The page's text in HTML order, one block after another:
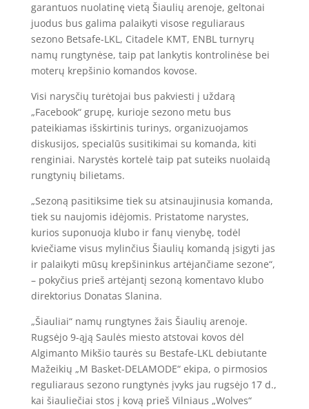
garantuos nuolatinę vietą Šiaulių arenoje, geltonai
juodus bus galima palaikyti visose reguliaraus
sezono Betsafe-LKL, Citadele KMT, ENBL turnyrų
namų rungtynėse, taip pat lankytis kontrolinėse bei
moterų krepšinio komandos kovose.
Visi narysčių turėtojai bus pakviesti į uždarą
„Facebook“ grupę, kurioje sezono metu bus
pateikiamas išskirtinis turinys, organizuojamos
diskusijos, specialūs susitikimai su komanda, kiti
renginiai. Narystės kortelė taip pat suteiks nuolaidą
rungtynių bilietams.
„Sezoną pasitiksime tiek su atsinaujinusia komanda,
tiek su naujomis idėjomis. Pristatome narystes,
kurios suponuoja klubo ir fanų vienybę, todėl
kviečiame visus mylinčius Šiaulių komandą įsigyti jas
ir palaikyti mūsų krepšininkus artėjančiame sezone“,
– pokyčius prieš artėjantį sezoną komentavo klubo
direktorius Donatas Slanina.
„Šiauliai“ namų rungtynes žais Šiaulių arenoje.
Rugsėjo 9-ąją Saulės miesto atstovai kovos dėl
Algimanto Mikšio taurės su Bestafe-LKL debiutante
Mažeikių „M Basket-DELAMODE“ ekipa, o pirmosios
reguliaraus sezono rungtynės įvyks jau rugsėjo 17 d.,
kai šiauliečiai stos į kovą prieš Vilniaus „Wolves“